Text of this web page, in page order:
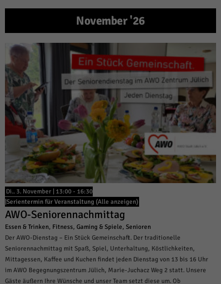
November '26
Di.. 3. November | 13:00- 16:30
Serientermin für Veranstaltung (Alle anzeigen)
AWO-Seniorennachmittag
Essen & Trinken, Fitness, Gaming & Spiele, Senioren
Der AWO-Dienstag – Ein Stück Gemeinschaft. Der traditionelle
Seniorennachmittag mit Spaß, Spiel, Unterhaltung, Köstlichkeiten,
Mittagessen, Kaffee und Kuchen findet jeden Dienstag von 13 bis 16 Uhr
im AWO Begegnungszentrum Jülich, Marie-Juchacz Weg 2 statt. Unsere
Gäste äußern Ihre Wünsche und unser Team setzt diese um. Ob